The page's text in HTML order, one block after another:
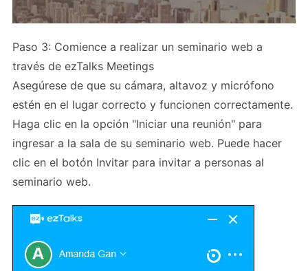
Paso 3: Comience a realizar un seminario web a
través de ezTalks Meetings
Asegúrese de que su cámara, altavoz y micrófono
estén en el lugar correcto y funcionen correctamente.
Haga clic en la opción "Iniciar una reunión" para
ingresar a la sala de su seminario web. Puede hacer
clic en el botón Invitar para invitar a personas al
seminario web.